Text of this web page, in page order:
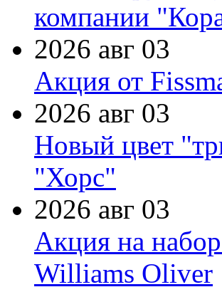
компании
2026 авг 03
Акция от
2026 авг 03
Новый цвет
"Хорс"
2026 авг 03
Акция на
Williams Oliver